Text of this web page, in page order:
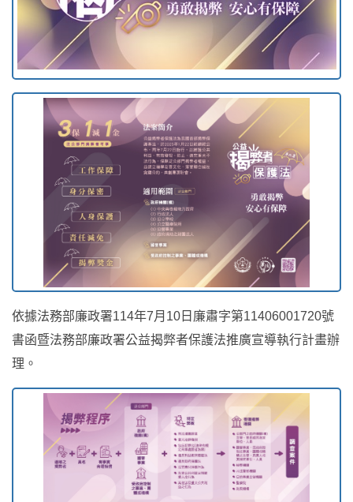
依據法務部廉政署114年7月10日廉肅字第11406001720號
書函暨法務部廉政署公益揭弊者保護法推廣宣導執行計畫辦
理。